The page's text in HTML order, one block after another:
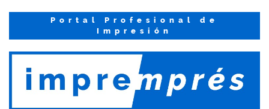
Portal Profesional de
Impresión